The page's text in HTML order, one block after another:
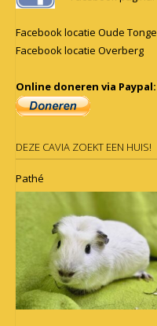
Facebook locatie Oude Tonge
Facebook locatie Overberg
Online doneren via Paypal:
DEZE CAVIA ZOEKT EEN HUIS!
Pathé